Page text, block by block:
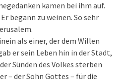
kamen bei ihm auf.
begann zu weinen. So sehr
als einer, der dem Willen
er sein Leben hin in der Stadt,
Sünden des Volkes sterben
– der Sohn Gottes – für die